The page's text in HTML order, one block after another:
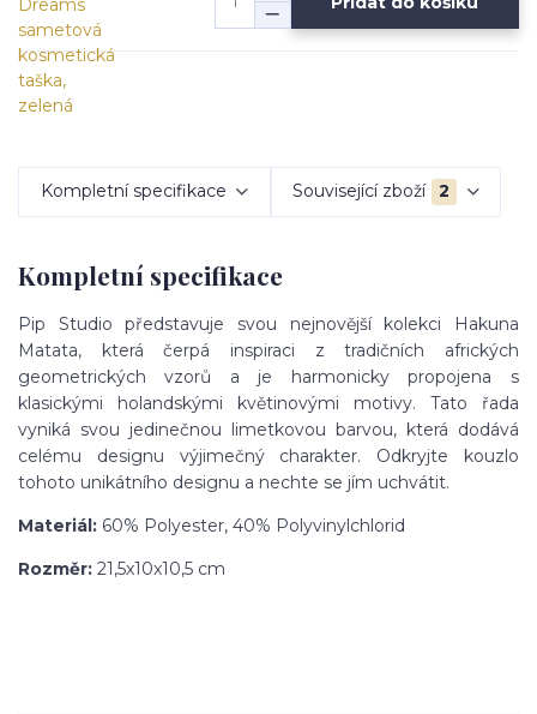
Kompletní specifikace Související zboží 2
Kompletní specifikace
Pip Studio představuje svou nejnovější kolekci Hakuna
Matata, která čerpá inspiraci z tradičních afrických
geometrických vzorů a je harmonicky propojena s
klasickými holandskými květinovými motivy. Tato řada
vyniká svou jedinečnou limetkovou barvou, která dodává
celému designu výjimečný charakter. Odkryjte kouzlo
tohoto unikátního designu a nechte se jím uchvátit.
Materiál: 60% Polyester, 40% Polyvinylchlorid
Rozměr: 21,5x10x10,5 cm